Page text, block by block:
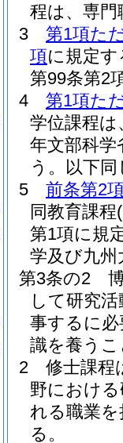
程は、専
3
第1項た
項に規定
第99条第2
4
第1項た
学位課程は
年文部科学
う。以下同
5
前条第2
同教育課程
第1項に規
学及び九
第3条の2
して研究
事するに
識を養う
2
修士課程
野におけ
れる職業
る。